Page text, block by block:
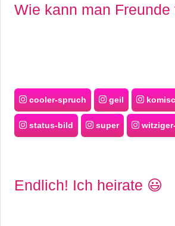
Wie kann man Freunde
cooler-spruch geil
status-bild super
Endlich! Ich heirate 😃